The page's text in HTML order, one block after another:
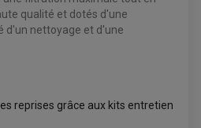
PANIER
qualité et dotés d'une
d'un nettoyage et d'une
reprises grâce aux kits entretien